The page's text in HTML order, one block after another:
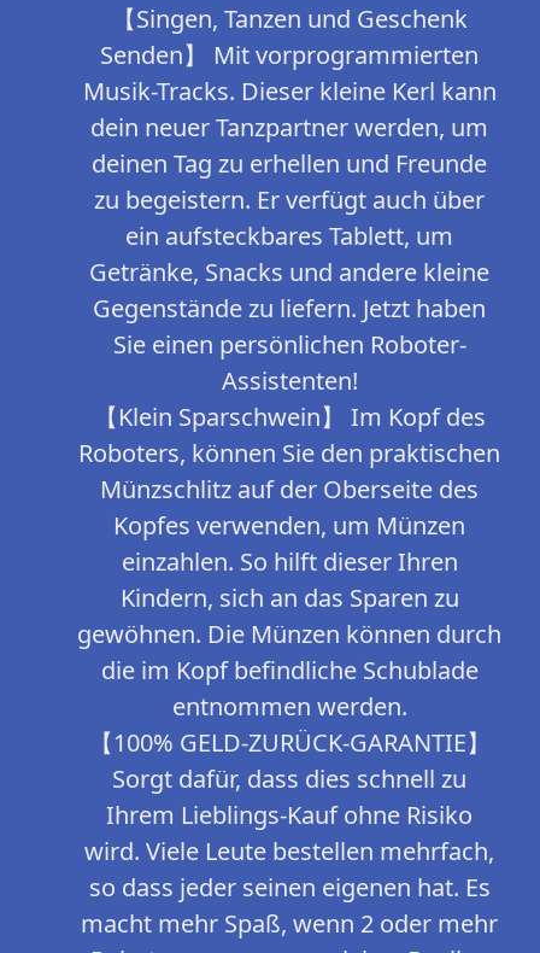
【Singen, Tanzen und Geschenk
Senden】 Mit vorprogrammierten
Musik-Tracks. Dieser kleine Kerl kann
dein neuer Tanzpartner werden, um
deinen Tag zu erhellen und Freunde
zu begeistern. Er verfügt auch über
ein aufsteckbares Tablett, um
Getränke, Snacks und andere kleine
Gegenstände zu liefern. Jetzt haben
Sie einen persönlichen Roboter-
Assistenten!
【Klein Sparschwein】 Im Kopf des
Roboters, können Sie den praktischen
Münzschlitz auf der Oberseite des
Kopfes verwenden, um Münzen
einzahlen. So hilft dieser Ihren
Kindern, sich an das Sparen zu
gewöhnen. Die Münzen können durch
die im Kopf befindliche Schublade
entnommen werden.
【100% GELD-ZURÜCK-GARANTIE】
Sorgt dafür, dass dies schnell zu
Ihrem Lieblings-Kauf ohne Risiko
wird. Viele Leute bestellen mehrfach,
so dass jeder seinen eigenen hat. Es
macht mehr Spaß, wenn 2 oder mehr